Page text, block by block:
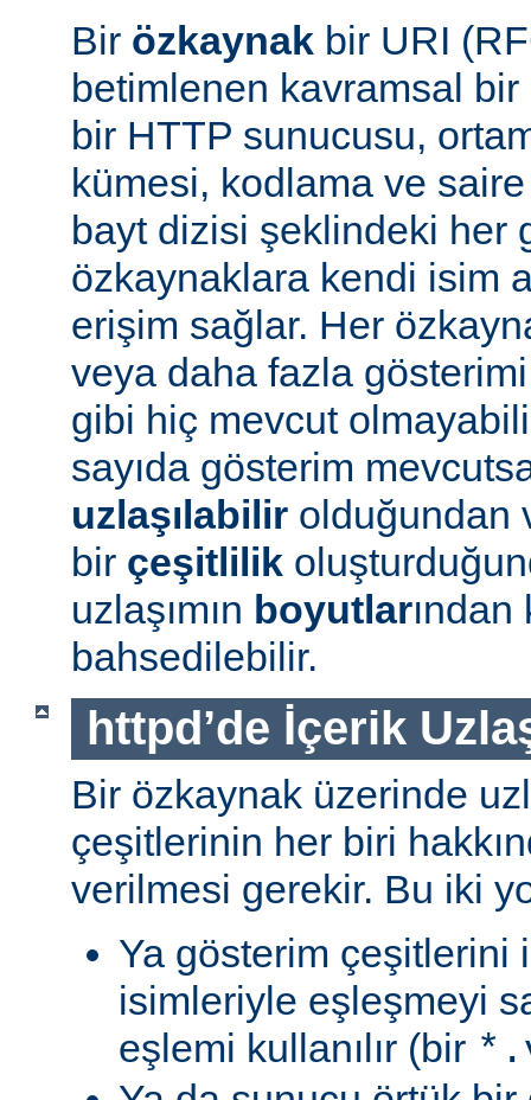
Bir özkaynak bir URI
betimlenen kavramsal
bir HTTP sunucusu,
kümesi, kodlama ve saire
bayt dizisi şeklindeki her
özkaynaklara kendi isim
erişim sağlar. Her
veya daha fazla
gibi hiç mevcut
sayıda gösterim
uzlaşılabilir olduğundan
bir çeşitlilik
uzlaşımın boyutlarından
bahsedilebilir.
httpd’de İçerik
Bir özkaynak üzerinde
çeşitlerinin her biri
verilmesi gerekir. Bu iki
Ya gösterim çeşitlerini
isimleriyle eşleşmeyi
eşlemi kullanılır (bir